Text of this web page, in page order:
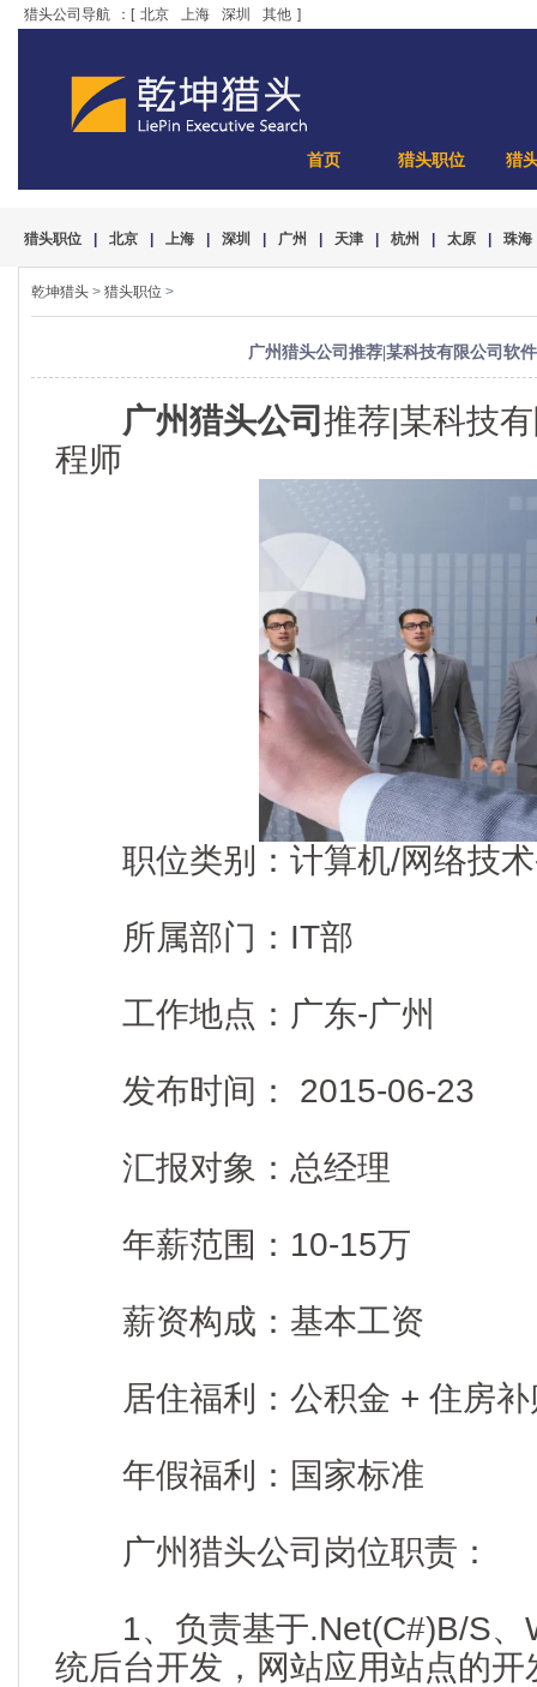
猎头公司导航 ：[ 北京 上海 深圳 其他 ]
首页 猎头职位 猎
猎头职位 北京 上海 深圳 广州 天津 杭州 太原 珠海
乾坤猎头 > 猎头职位 >
广州猎头公司推荐|某科技有限公司软
广州猎头公司推荐|某科技
程师
职位类别：计算机/网络技术
所属部门：IT部
工作地点：广东-广州
发布时间： 2015-06-23
汇报对象：总经理
年薪范围：10-15万
薪资构成：基本工资
居住福利：公积金 + 住房补
年假福利：国家标准
广州猎头公司岗位职责：
1、负责基于.Net(C#)B/S、
统后台开发，网站应用站点的开